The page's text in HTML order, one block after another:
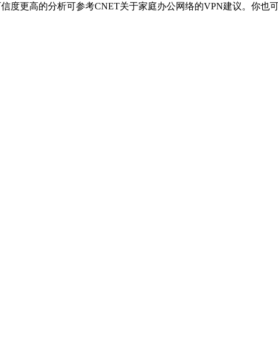
度更高的分析可参考CNET关于家庭办公网络的VPN建议。你